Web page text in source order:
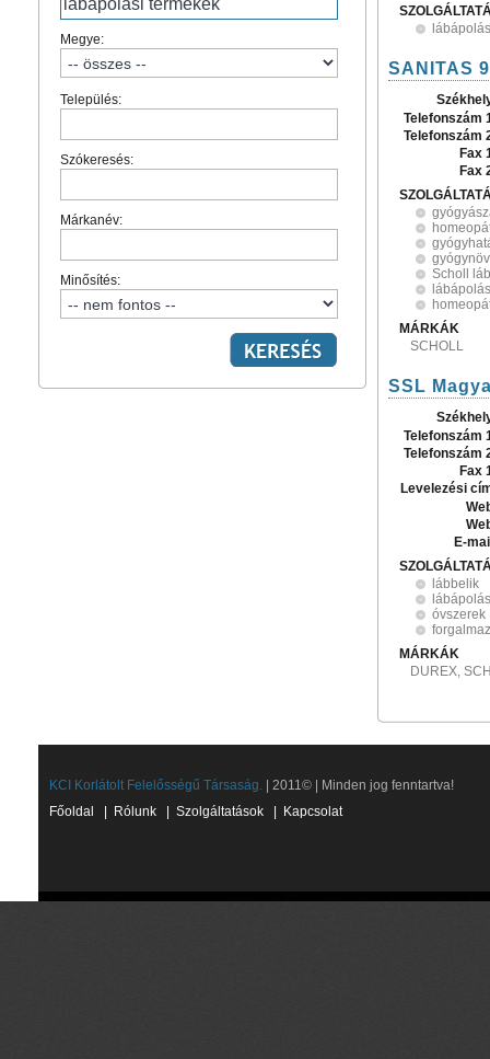
Megye:
Település:
Szókeresés:
Márkanév:
Minősítés:
SANITAS
Telefonszám
Telefonszám
Fax
Fax
Scholl
MÁRKÁK
SCHOLL
SSL
Telefonszám
Telefonszám
Fax
Levelezési
E-
lábbelik
óvszerek
MÁRKÁK
DUREX,
KCI Korlátolt Felelősségű Társaság. | 2011© | Minden jog fenntartva!
Főoldal
Rólunk Szolgáltatások Kapcsolat